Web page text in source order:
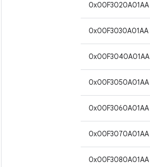
0x00F3020A01AA
0x00F3030A01AA
0x00F3040A01AA
0x00F3050A01AA
0x00F3060A01AA
0x00F3070A01AA
0x00F3080A01AA